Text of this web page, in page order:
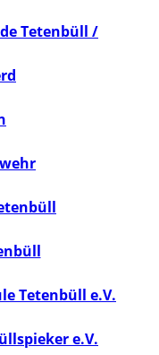
Tetenbüll /
Tetenbüll e.V.
e.V.